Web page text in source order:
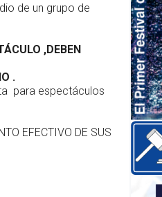
de un grupo de
,DEBEN
.
para espectáculos
EFECTIVO DE SUS